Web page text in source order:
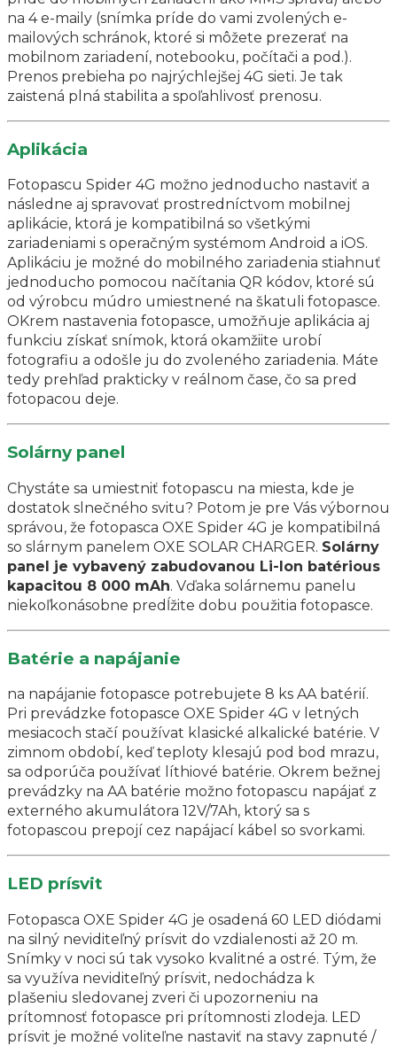
na 4 e-maily (snímka príde do vami zvolených e-
mailových schránok, ktoré si môžete prezerať na
mobilnom zariadení, notebooku, počítači a pod.).
Prenos prebieha po najrýchlejšej 4G sieti. Je tak
zaistená plná stabilita a spoľahlivosť prenosu.
Aplikácia
Fotopascu Spider 4G možno jednoducho nastaviť a
následne aj spravovať prostredníctvom mobilnej
aplikácie, ktorá je kompatibilná so všetkými
zariadeniami s operačným systémom Android a iOS.
Aplikáciu je možné do mobilného zariadenia stiahnuť
jednoducho pomocou načítania QR kódov, ktoré sú
od výrobcu múdro umiestnené na škatuli fotopasce.
OKrem nastavenia fotopasce, umožňuje aplikácia aj
funkciu získať snímok, ktorá okamžiite urobí
fotografiu a odošle ju do zvoleného zariadenia. Máte
tedy prehľad prakticky v reálnom čase, čo sa pred
fotopacou deje.
Solárny panel
Chystáte sa umiestniť fotopascu na miesta, kde je
dostatok slnečného svitu? Potom je pre Vás výbornou
správou, že fotopasca OXE Spider 4G je kompatibilná
so slárnym panelem OXE SOLAR CHARGER. Solárny
panel je vybavený zabudovanou Li-Ion batérious
kapacitou 8 000 mAh. Vďaka solárnemu panelu
niekoľkonásobne predĺžite dobu použitia fotopasce.
Batérie a napájanie
na napájanie fotopasce potrebujete 8 ks AA batérií.
Pri prevádzke fotopasce OXE Spider 4G v letných
mesiacoch stačí používat klasické alkalické batérie. V
zimnom období, keď teploty klesajú pod bod mrazu,
sa odporúča používať líthiové batérie. Okrem bežnej
prevádzky na AA batérie možno fotopascu napájať z
externého akumulátora 12V/7Ah, ktorý sa s
fotopascou prepojí cez napájací kábel so svorkami.
LED prísvit
Fotopasca OXE Spider 4G je osadená 60 LED diódami
na silný neviditeľný prísvit do vzdialenosti až 20 m.
Snímky v noci sú tak vysoko kvalitné a ostré. Tým, že
sa využíva neviditeľný prísvit, nedochádza k
plašeniu sledovanej zveri či upozorneniu na
prítomnosť fotopasce pri prítomnosti zlodeja. LED
prísvit je možné voliteľne nastaviť na stavy zapnuté /